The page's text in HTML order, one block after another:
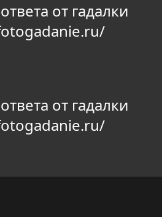
от гадалки
от гадалки